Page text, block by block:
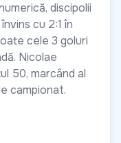
discipolii
cu 2:1 în
cele 3 goluri
Nicolae
50, marcând al
campionat.